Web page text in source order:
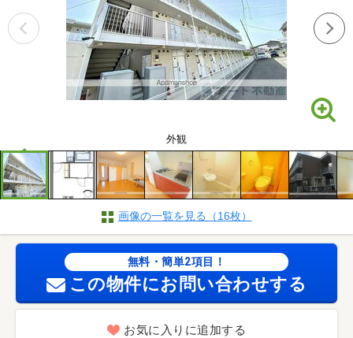
外観
画像の一覧を見る（16枚）
無料・簡単2項目！
この物件にお問い合わせする
お気に入りに追加する